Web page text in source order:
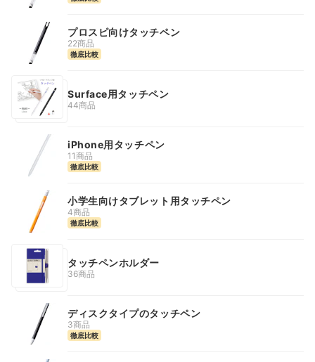
プロスピ向けタッチペン
22商品
徹底比較
Surface用タッチペン
44商品
iPhone用タッチペン
11商品
徹底比較
小学生向けタブレット用タッチペン
4商品
徹底比較
タッチペンホルダー
36商品
ディスクタイプのタッチペン
3商品
徹底比較